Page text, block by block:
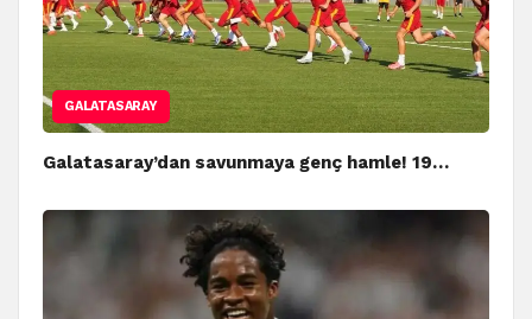
GALATASARAY
Galatasaray’dan savunmaya genç hamle! 19…